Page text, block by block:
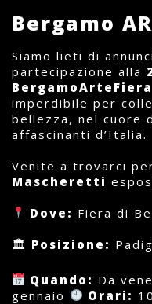
Bergamo
Siamo lieti di
partecipazione alla
BergamoArteFiera
imperdibile per
bellezza, nel cuore
affascinanti d’Italia.
Venite a trovarci
Mascheretti
Dove: Fiera di
🏛 Posizione:
Quando: Da
gennaio
Orari: